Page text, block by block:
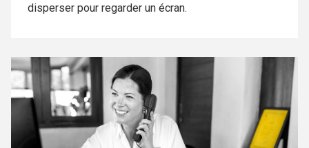
disperser pour regarder un écran.